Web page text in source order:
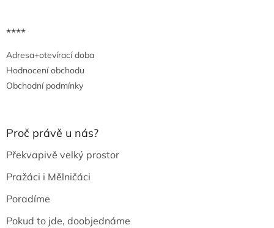
****
Adresa+otevírací doba
Hodnocení obchodu
Obchodní podmínky
Proč právě u nás?
Překvapivě velký prostor
Pražáci i Mělničáci
Poradíme
Pokud to jde, doobjednáme